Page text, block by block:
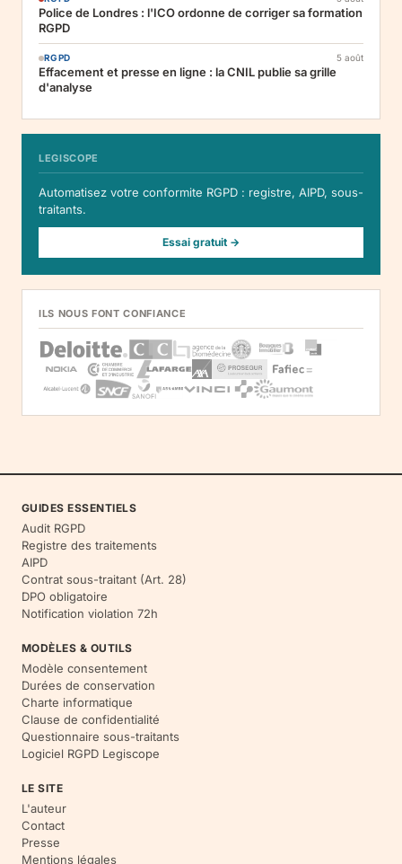
Police de Londres : l'ICO ordonne de corriger sa formation
RGPD
RGPD 5 août
Effacement et presse en ligne : la CNIL publie sa grille
d'analyse
LEGISCOPE
Automatisez votre conformite RGPD : registre, AIPD, sous-
traitants.
Essai gratuit →
ILS NOUS FONT CONFIANCE
GUIDES ESSENTIELS
Audit RGPD
Registre des traitements
AIPD
Contrat sous-traitant (Art. 28)
DPO obligatoire
Notification violation 72h
MODÈLES & OUTILS
Modèle consentement
Durées de conservation
Charte informatique
Clause de confidentialité
Questionnaire sous-traitants
Logiciel RGPD Legiscope
LE SITE
L'auteur
Contact
Presse
Mentions légales